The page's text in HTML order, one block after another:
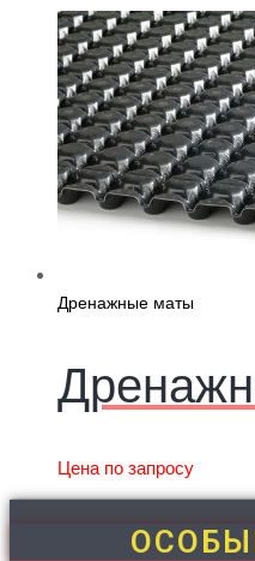
Дренажные маты
Цена по запросу